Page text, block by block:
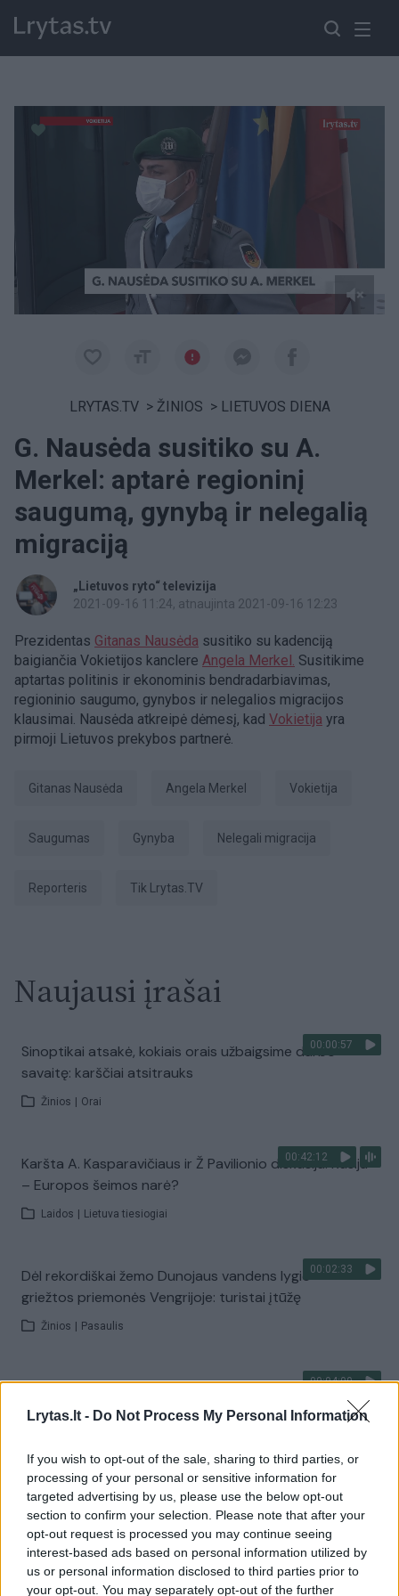
Lrytas.lt - Do Not Process My Personal Information
If you wish to opt-out of the sale, sharing to third parties, or
processing of your personal or sensitive information for
targeted advertising by us, please use the below opt-out
section to confirm your selection. Please note that after your
opt-out request is processed you may continue seeing
interest-based ads based on personal information utilized by
us or personal information disclosed to third parties prior to
your opt-out. You may separately opt-out of the further
LRYTAS.TV > ŽINIOS > LIETUVOS DIENA
G. Nausėda susitiko su A.
Merkel: aptarė regioninį
saugumą, gynybą ir nelegalią
migraciją
„Lietuvos ryto“ televizija
2021-09-16 11:24, atnaujinta 2021-09-16 12:23
Prezidentas Gitanas Nausėda susitiko su kadenciją
baigiančia Vokietijos kanclere Angela Merkel. Susitikime
aptartas politinis ir ekonominis bendradarbiavimas,
regioninio saugumo, gynybos ir nelegalios migracijos
klausimai. Nausėda atkreipė dėmesį, kad Vokietija yra
pirmoji Lietuvos prekybos partnerė.
Gitanas Nausėda Angela Merkel Vokietija
Saugumas gynyba nelegali migracija
Reporteris tik Lrytas.TV
Naujausi įrašai
00:00:57
Sinoptikai atsakė, kokiais orais užbaigsime darbo
savaitę: karščiai atsitrauks
Žinios Orai
00:42:12
Karšta A. Kasparavičiaus ir Ž Pavilionio diskusija: Rusija
– Europos šeimos narė?
Laidos Lietuva tiesiogiai
00:02:33
Dėl rekordiškai žemo Dunojaus vandens lygio –
griežtos priemonės Vengrijoje: turistai įtūžę
Žinios Pasaulis
00:04:00
Kuprines pasvėrę specialistai įspėja apie pavojingą
įprotį: tą daro daugiau nei pusė pradinukų
Visi įrašai
Žiūrimiausi įrašai